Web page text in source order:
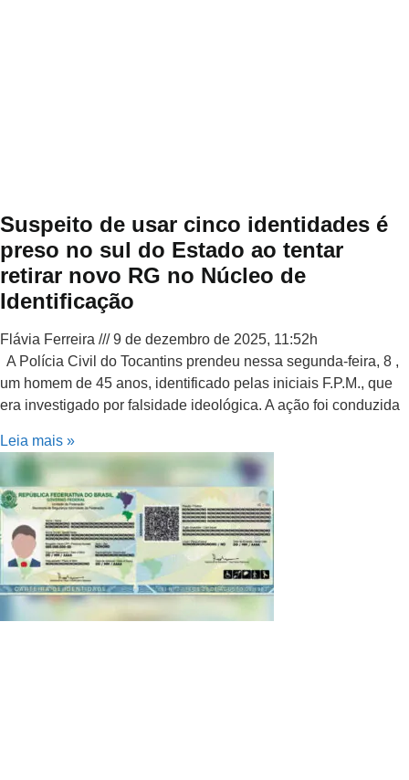
Suspeito de usar cinco identidades é
preso no sul do Estado ao tentar
retirar novo RG no Núcleo de
Identificação
Flávia Ferreira
9 de dezembro de 2025, 11:52h
A Polícia Civil do Tocantins prendeu nessa segunda-feira, 8 ,
um homem de 45 anos, identificado pelas iniciais F.P.M., que
era investigado por falsidade ideológica. A ação foi conduzida
Leia mais »